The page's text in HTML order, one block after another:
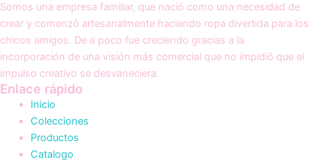
Somos una empresa familiar, que nació como una necesidad de
crear y comenzó artesanalmente haciendo ropa divertida para los
chicos amigos. De a poco fue creciendo gracias a la
incorporación de una visión más comercial que no impidió que el
impulso creativo se desvaneciera.
Enlace rápido
Inicio
Colecciones
Productos
Catalogo